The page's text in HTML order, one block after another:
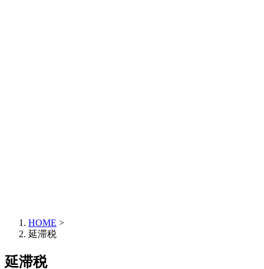
HOME >
延滞税
延滞税